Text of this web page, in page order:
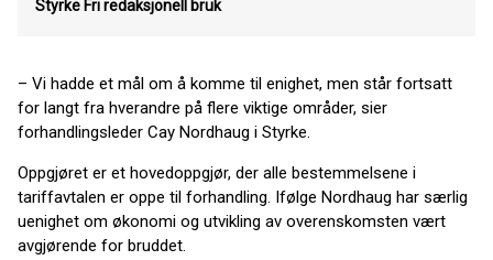
Styrke Fri redaksjonell bruk
– Vi hadde et mål om å komme til enighet, men står fortsatt
for langt fra hverandre på flere viktige områder, sier
forhandlingsleder Cay Nordhaug i Styrke.
Oppgjøret er et hovedoppgjør, der alle bestemmelsene i
tariffavtalen er oppe til forhandling. Ifølge Nordhaug har særlig
uenighet om økonomi og utvikling av overenskomsten vært
avgjørende for bruddet.